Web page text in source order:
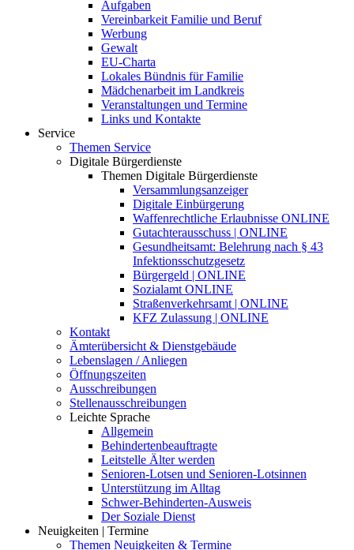
Aufgaben
Vereinbarkeit Familie und Beruf
Werbung
Gewalt
EU-Charta
Lokales Bündnis für Familie
Mädchenarbeit im Landkreis
Veranstaltungen und Termine
Links und Kontakte
Service
Themen Service
Digitale Bürgerdienste
Themen Digitale Bürgerdienste
Versammlungsanzeiger
Digitale Einbürgerung
Waffenrechtliche Erlaubnisse ONLINE
Gutachterausschuss | ONLINE
Gesundheitsamt: Belehrung nach § 43
Infektionsschutzgesetz
Bürgergeld | ONLINE
Sozialamt ONLINE
Straßenverkehrsamt | ONLINE
KFZ Zulassung | ONLINE
Kontakt
Ämterübersicht & Dienstgebäude
Lebenslagen / Anliegen
Öffnungszeiten
Ausschreibungen
Stellenausschreibungen
Leichte Sprache
Allgemein
Behindertenbeauftragte
Leitstelle Älter werden
Senioren-Lotsen und Senioren-Lotsinnen
Unterstützung im Alltag
Schwer-Behinderten-Ausweis
Der Soziale Dienst
Neuigkeiten | Termine
Themen Neuigkeiten & Termine